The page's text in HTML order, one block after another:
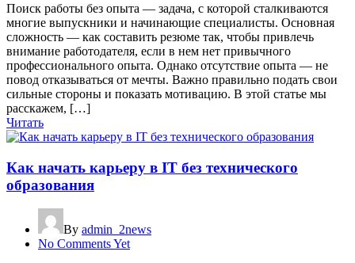
Поиск работы без опыта — задача, с которой сталкиваются
многие выпускники и начинающие специалисты. Основная
сложность — как составить резюме так, чтобы привлечь
внимание работодателя, если в нем нет привычного
профессионального опыта. Однако отсутствие опыта — не
повод отказываться от мечты. Важно правильно подать свои
сильные стороны и показать мотивацию. В этой статье мы
расскажем, […]
Читать
Как начать карьеру в IT без технического
образования
By admin_2news
No Comments Yet